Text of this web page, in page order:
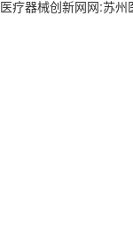
医疗器械创新网网:苏州